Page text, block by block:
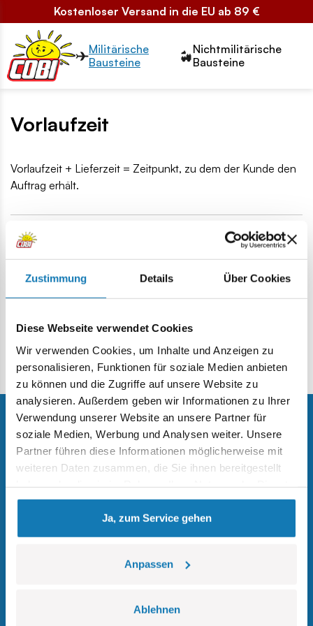
Zustimmung Details Über Cookies
Diese Webseite verwendet Cookies
Wir verwenden Cookies, um Inhalte und Anzeigen zu
personalisieren, Funktionen für soziale Medien anbieten
zu können und die Zugriffe auf unsere Website zu
analysieren. Außerdem geben wir Informationen zu Ihrer
Verwendung unserer Website an unsere Partner für
soziale Medien, Werbung und Analysen weiter. Unsere
Partner führen diese Informationen möglicherweise mit
weiteren Daten zusammen, die Sie ihnen bereitgestellt
gesammelt haben.
Ja, zum Service gehen
Anpassen
Ablehnen
Kostenloser Versand in die EU ab 89 €
Przełącznik segmentów2
Militärische
Bausteine
Nichtmilitärische
Bausteine
Vorlaufzeit
Vorlaufzeit + Lieferzeit = Zeitpunkt, zu dem der Kunde den
Auftrag erhält.
War die Antwort hilfreich?
Assistentin
Zurück
Bleiben Sie auf dem Laufenden über
Neuigkeiten und exklusive Angebote.